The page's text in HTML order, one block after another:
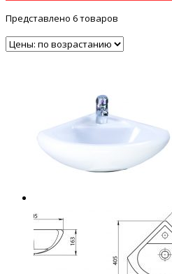
Представлено 6 товаров